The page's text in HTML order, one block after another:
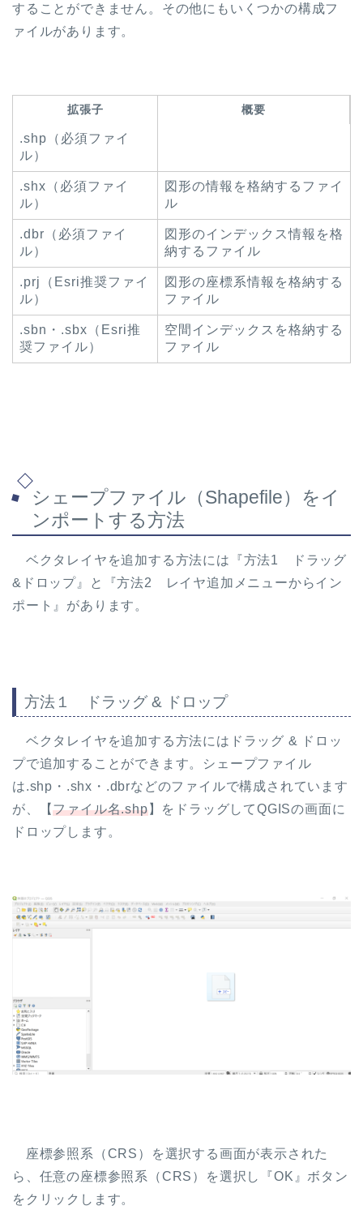
することができません。その他にもいくつかの構成フ
ァイルがあります。
拡張子 概要
.shp（必須ファイ
ル）
.shx（必須ファイ
ル）
図形の情報を格納するファイ
ル
.dbr（必須ファイ
ル）
図形のインデックス情報を格
納するファイル
.prj（Esri推奨ファイ
ル）
図形の座標系情報を格納する
ファイル
.sbn・.sbx（Esri推
奨ファイル）
空間インデックスを格納する
ファイル
シェープファイル（Shapefile）をイ
ンポートする方法
ベクタレイヤを追加する方法には『方法1 ドラッグ
&ドロップ』と『方法2 レイヤ追加メニューからイン
ポート』があります。
方法１ ドラッグ & ドロップ
ベクタレイヤを追加する方法にはドラッグ & ドロッ
プで追加することができます。シェープファイル
は.shp・.shx・.dbrなどのファイルで構成されています
が、【ファイル名.shp】をドラッグしてQGISの画面に
ドロップします。
座標参照系（CRS）を選択する画面が表示された
ら、任意の座標参照系（CRS）を選択し『OK』ボタン
をクリックします。